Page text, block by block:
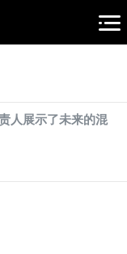
人展示了未来的混